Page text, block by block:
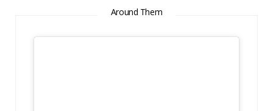
Around Them